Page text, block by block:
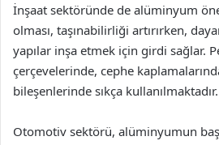
İnşaat sektöründe de alüminyum
olması, taşınabilirliği artırırken,
yapılar inşa etmek için girdi sağlar.
çerçevelerinde, cephe
bileşenlerinde sıkça kullanılmaktadır.
Otomotiv sektörü, alüminyumun